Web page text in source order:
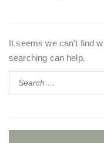
It seems we can’t find
searching can help.